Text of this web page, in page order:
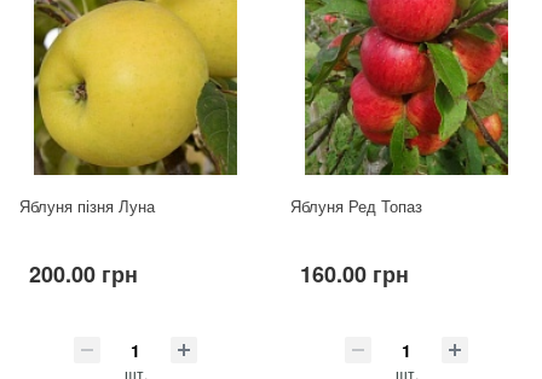
Яблуня пізня Луна
200.00 грн
шт.
Яблуня Ред Топаз
160.00 грн
шт.